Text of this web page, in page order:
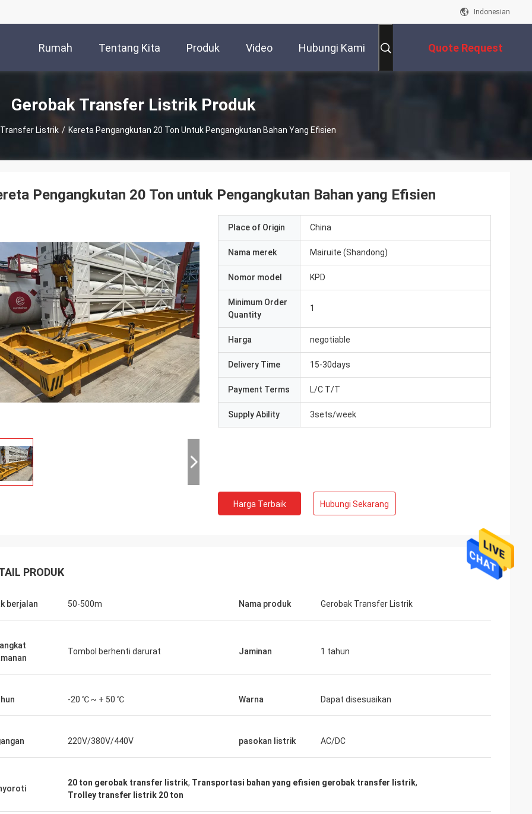
Indonesian
Rumah Tentang Kita Produk Video Hubungi Kami Quote Request
Gerobak Transfer Listrik Produk
Listrik / Kereta Pengangkutan 20 Ton Untuk Pengangkutan Bahan Yang Efisien
Pengangkutan 20 Ton untuk Pengangkutan Bahan yang Efisien
Place of Origin China
Nama merek Mairuite (Shandong)
Nomor model KPD
Minimum Order
Quantity
1
Harga negotiable
Delivery Time 15-30days
Payment Terms L/C T/T
Supply Ability 3sets/week
Harga Terbaik Hubungi Sekarang
PRODUK
berjalan 50-500m Nama produk Gerobak Transfer Listrik
Tombol berhenti darurat Jaminan 1 tahun
-20 ℃ ~ + 50 ℃ Warna Dapat disesuaikan
220V/380V/440V pasokan listrik AC/DC
20 ton gerobak transfer listrik, Transportasi bahan yang efisien gerobak transfer listrik,
Trolley transfer listrik 20 ton